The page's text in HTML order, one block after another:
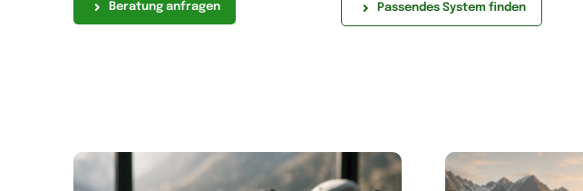
Beratung anfragen Passendes System finden